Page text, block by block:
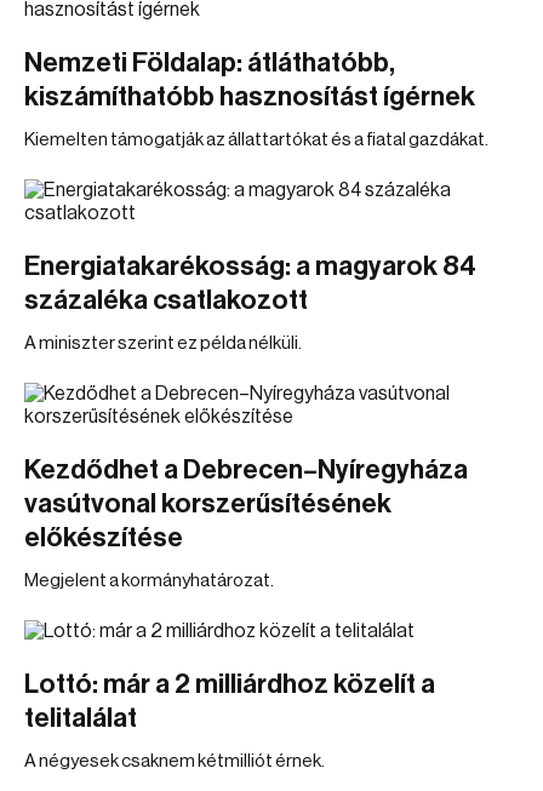
Nemzeti Földalap: átláthatóbb,
kiszámíthatóbb hasznosítást ígérnek
Kiemelten támogatják az állattartókat és a fiatal gazdákat.
Energiatakarékosság: a magyarok 84
százaléka csatlakozott
A miniszter szerint ez példa nélküli.
Kezdődhet a Debrecen–Nyíregyháza
vasútvonal korszerűsítésének
előkészítése
Megjelent a kormányhatározat.
Lottó: már a 2 milliárdhoz közelít a
telitalálat
A négyesek csaknem kétmilliót érnek.